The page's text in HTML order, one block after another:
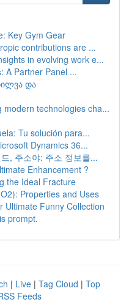
Key Gym Gear
contributions are ...
in evolving work e...
A Partner Panel ...
და
modern technologies cha...
Tu solución para...
Dynamics 36...
, 주소야: 주소 정보를...
Enhancement ?
the Ideal Fracture
Properties and Uses
Ultimate Funny Collection
prompt.
| Live | Tag Cloud | Top
Feeds